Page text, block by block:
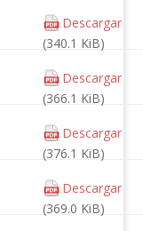
Descargar
(340.1 KiB)
Descargar
(366.1 KiB)
Descargar
(376.1 KiB)
Descargar
(369.0 KiB)